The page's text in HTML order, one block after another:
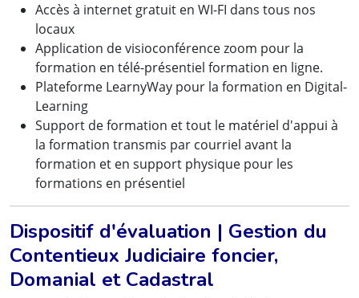
Accès à internet gratuit en WI-FI dans tous nos
locaux
Application de visioconférence zoom pour la
formation en télé-présentiel formation en ligne.
Plateforme LearnyWay pour la formation en Digital-
Learning
Support de formation et tout le matériel d'appui à
la formation transmis par courriel avant la
formation et en support physique pour les
formations en présentiel
Dispositif d'évaluation | Gestion du
Contentieux Judiciaire foncier,
Domanial et Cadastral